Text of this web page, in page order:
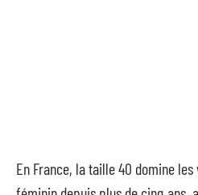
En France, la taille 40 domine